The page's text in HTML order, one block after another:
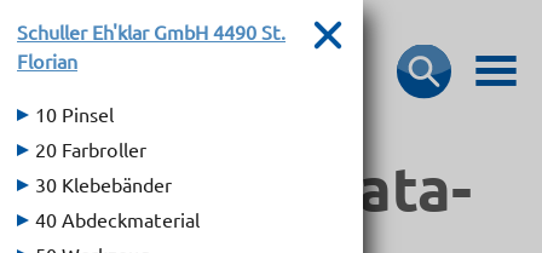
Bau­stoff­­ka­ta­
Schuller Eh'klar GmbH 4490 St.
Florian
10 Pinsel
20 Farbroller
30 Klebebänder
40 Abdeckmaterial